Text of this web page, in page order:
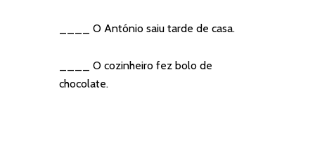
____ O António saiu tarde de casa.
____ O cozinheiro fez bolo de
chocolate.